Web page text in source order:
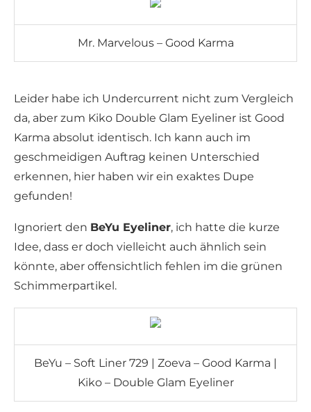
Mr. Marvelous – Good Karma
Leider habe ich Undercurrent nicht zum Vergleich
da, aber zum Kiko Double Glam Eyeliner ist Good
Karma absolut identisch. Ich kann auch im
geschmeidigen Auftrag keinen Unterschied
erkennen, hier haben wir ein exaktes Dupe
gefunden!
Ignoriert den BeYu Eyeliner, ich hatte die kurze
Idee, dass er doch vielleicht auch ähnlich sein
könnte, aber offensichtlich fehlen im die grünen
Schimmerpartikel.
BeYu – Soft Liner 729 | Zoeva – Good Karma |
Kiko – Double Glam Eyeliner